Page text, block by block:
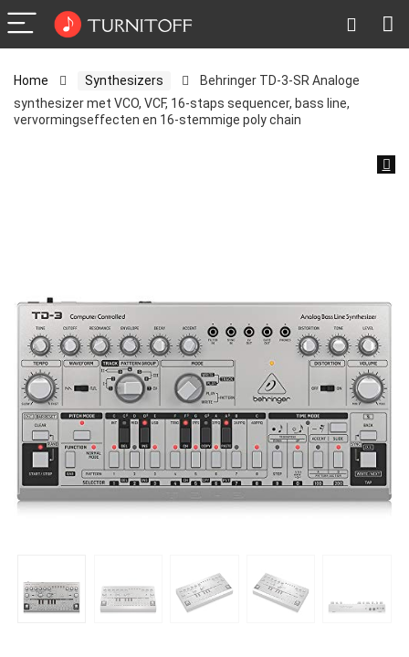
Home Synthesizers
Behringer TD-3-SR Analoge
synthesizer met VCO, VCF, 16-staps sequencer, bass line,
vervormingseffecten en 16-stemmige poly chain